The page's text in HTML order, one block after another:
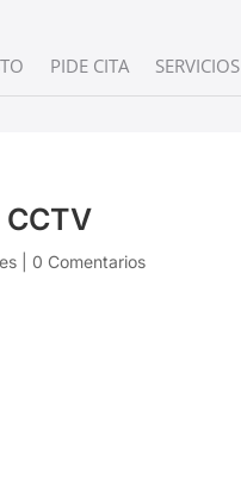
PIDE CITA SERVICIOS
0 Comentarios